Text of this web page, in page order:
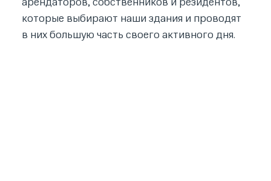
которые выбирают наши здания и проводят
в них большую часть своего активного дня.